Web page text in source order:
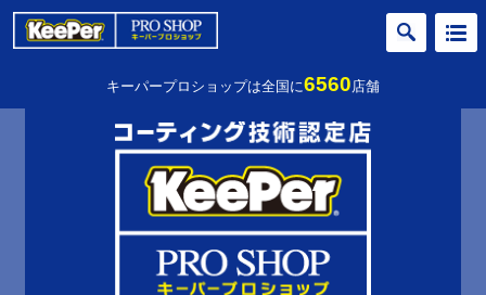
キーパープロショップは全国に6560店舗